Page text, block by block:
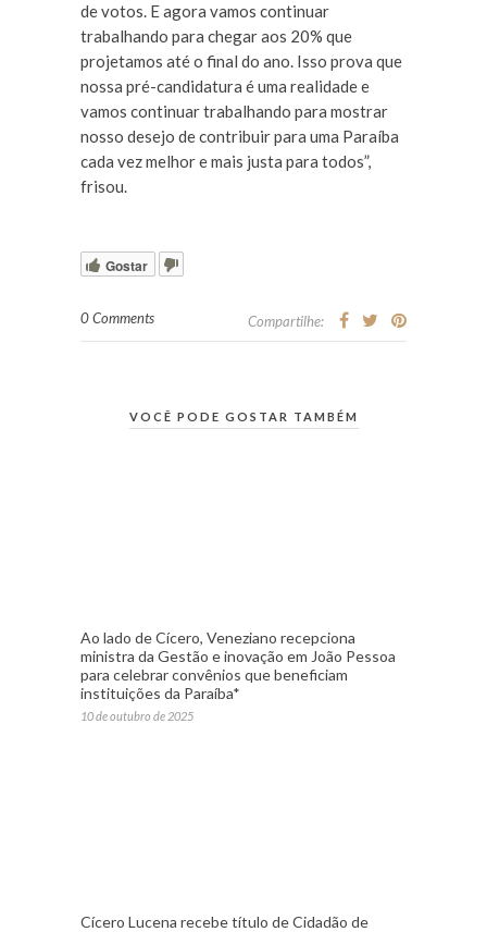
de votos. E agora vamos continuar
trabalhando para chegar aos 20% que
projetamos até o final do ano. Isso prova que
nossa pré-candidatura é uma realidade e
vamos continuar trabalhando para mostrar
nosso desejo de contribuir para uma Paraíba
cada vez melhor e mais justa para todos”,
frisou.
Gostar
0 Comments Compartilhe:
VOCÊ PODE GOSTAR TAMBÉM
Ao lado de Cícero, Veneziano recepciona
ministra da Gestão e inovação em João Pessoa
para celebrar convênios que beneficiam
instituições da Paraíba*
10 de outubro de 2025
Cícero Lucena recebe título de Cidadão de